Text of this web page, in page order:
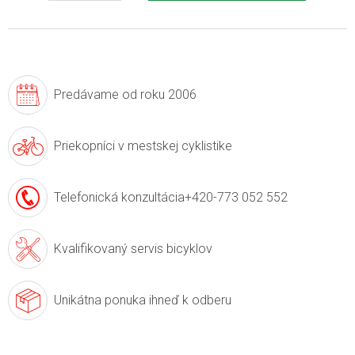
Predávame od roku 2006
Priekopníci v mestskej cyklistike
Telefonická konzultácia+420-773 052 552
Kvalifikovaný servis bicyklov
Unikátna ponuka ihneď k odberu